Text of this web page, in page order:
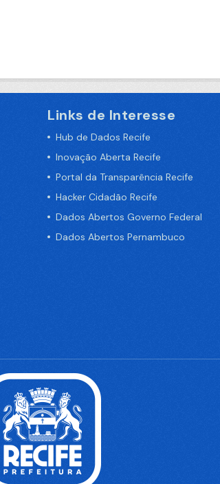
Links de Interesse
Hub de Dados Recife
Inovação Aberta Recife
Portal da Transparência Recife
Hacker Cidadão Recife
Dados Abertos Governo Federal
Dados Abertos Pernambuco